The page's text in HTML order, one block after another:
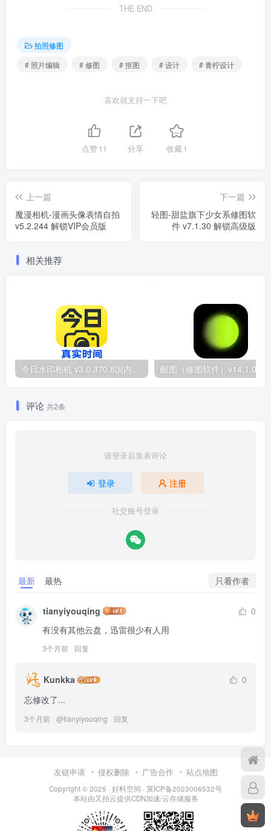
THE END
拍照修图
# 照片编辑
# 修图 # 抠图 # 设计 # 青柠设计
喜欢就支持一下吧
点赞11 分享 收藏1
上一篇
魔漫相机-漫画头像表情自拍
v5.2.244 解锁VIP会员版
下一篇
轻图-甜盐旗下少女系修图软
件 v7.1.30 解锁高级版
相关推荐
今日水印相机 v3.0.370.8国内版 / v10.0.188国际版Timemark 去广告解锁VIP会员版
评论 共2条
请登录后发表评论
登录 注册
社交账号登录
最新 最热 只看作者
tianyiyouqing
0
有没有其他云盘，迅雷很少有人用
3个月前 回复
Kunkka
0
忘修改了...
3个月前 @tianyiyouqing 回复
友链申请 侵权删除 广告合作 站点地图
Copyright © 2025 · 好料空间 · 冀ICP备2023006532号
本站由又拍云提供CDN加速/云存储服务